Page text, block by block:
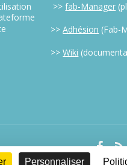
Personnaliser
>>fab-Manager
>>Adhésion (Fab-
>>Wiki
facebook
RSS